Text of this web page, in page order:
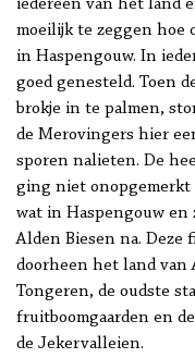
iedereen van het land
moeilijk te zeggen hoe
in Haspengouw. In
goed genesteld. Toen
brokje in te palmen,
de Merovingers hier
sporen nalieten. De
ging niet onopgemerkt
wat in Haspengouw
Alden Biesen na. Deze
doorheen het land van
Tongeren, de oudste
fruitboomgaarden en
de Jekervalleien.